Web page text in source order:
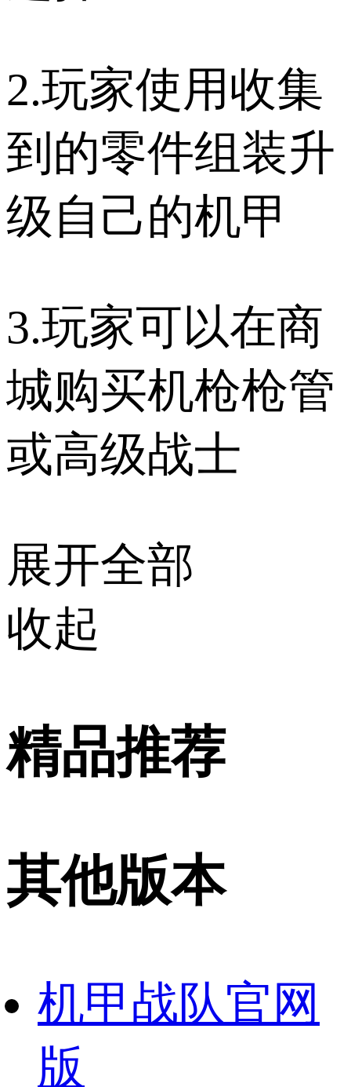
2.玩家使用收集
到的零件组装升
级自己的机甲
3.玩家可以在商
城购买机枪枪管
或高级战士
展开全部
收起
精品推荐
其他版本
机甲战队官网
版